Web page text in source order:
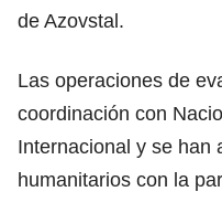
de Azovstal.
Las operaciones de
coordinación con
Internacional y se han
humanitarios con la